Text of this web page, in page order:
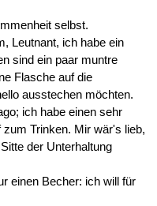
selbst.
Leutnant, ich habe ein
sind ein paar muntre
Flasche auf die
ausstechen möchten.
ich habe einen sehr
Trinken. Mir wär's lieb,
der Unterhaltung
einen Becher: ich will für